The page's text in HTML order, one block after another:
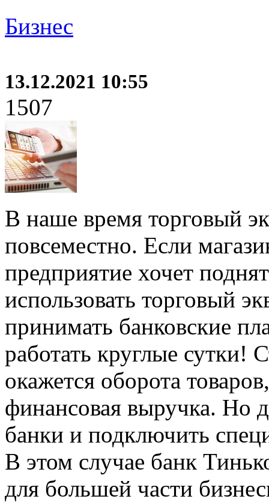
Бизнес
13.12.2021 10:55
1507
В наше время торговый
повсеместно. Если
предприятие хочет
использовать торговый
принимать банковские
работать круглые сутки!
окажется оборота
финансовая выручка. Но
банки и подключить
В этом случае банк
для большей части